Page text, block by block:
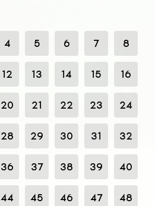
4 5 6 7 8
12 13 14 15 16
20 21 22 23 24
28 29 30 31 32
36 37 38 39 40
44 45 46 47 48